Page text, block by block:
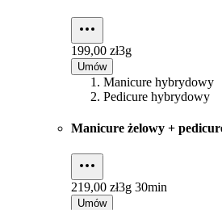
199,00 zł3g
Umów
Manicure hybrydowy
Pedicure hybrydowy
Manicure żelowy +
219,00 zł3g 30min
Umów